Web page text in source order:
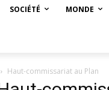
SOCIÉTÉ MONDE
Haut-commissariat au Plan